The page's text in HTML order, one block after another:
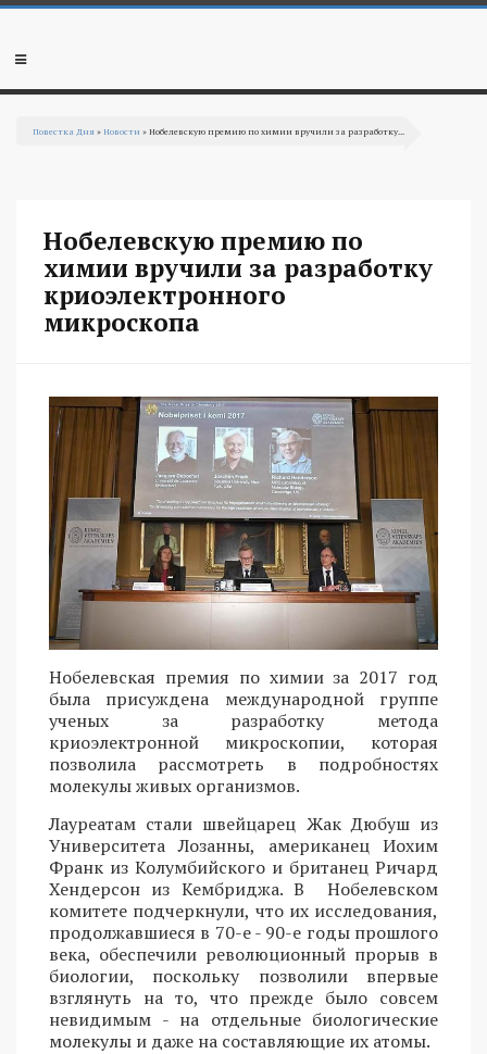
Перейти к основному содержанию
Мобильное
Повестка Дня »Новости » Нобелевскую премию по химии вручили за разработку...
Нобелевскую премию по
химии вручили за разработку
криоэлектронного
микроскопа
Нобелевская премия по химии за 2017 год
была присуждена международной группе
ученых за разработку метода
криоэлектронной микроскопии, которая
позволила рассмотреть в подробностях
молекулы живых организмов.
Лауреатам стали швейцарец Жак Дюбуш из
Университета Лозанны, американец Иохим
Франк из Колумбийского и британец Ричард
Хендерсон из Кембриджа. В Нобелевском
комитете подчеркнули, что их исследования,
продолжавшиеся в 70-е - 90-е годы прошлого
века, обеспечили революционный прорыв в
биологии, поскольку позволили впервые
взглянуть на то, что прежде было совсем
невидимым - на отдельные биологические
молекулы и даже на составляющие их атомы.